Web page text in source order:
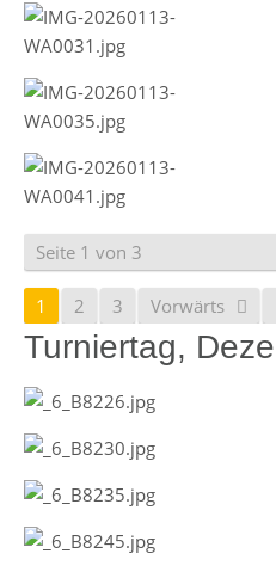
Seite 1 von 3
1 2 3 Vorwärts
Turniertag,